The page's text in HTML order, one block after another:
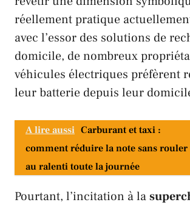
réellement pratique
avec l’essor des solutions de
domicile, de nombreux
véhicules électriques préfèrent
leur batterie depuis leur
A lire aussi Carburant et taxi :
comment réduire la note sans rouler
au ralenti toute la journée
Pourtant, l’incitation à la